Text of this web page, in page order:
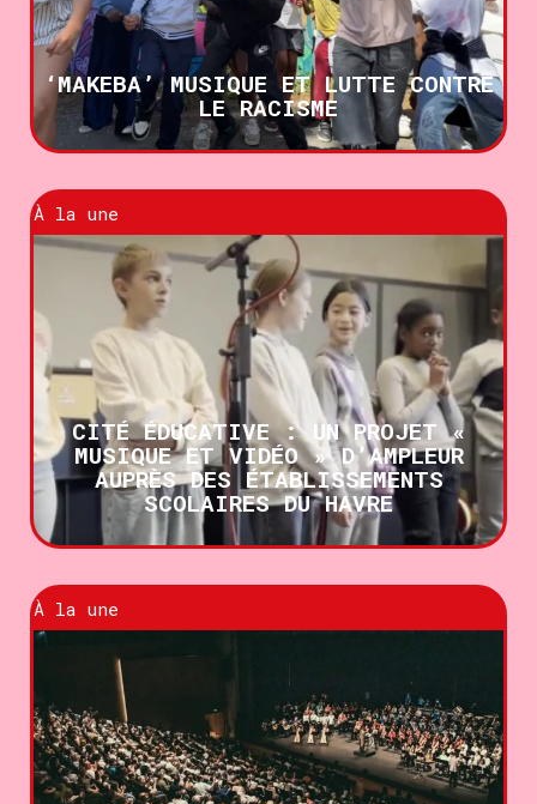
‘MAKEBA’ MUSIQUE ET LUTTE CONTRE
LE RACISME
À la une
CITÉ ÉDUCATIVE : UN PROJET «
MUSIQUE ET VIDÉO » D’AMPLEUR
AUPRÈS DES ÉTABLISSEMENTS
SCOLAIRES DU HAVRE
À la une